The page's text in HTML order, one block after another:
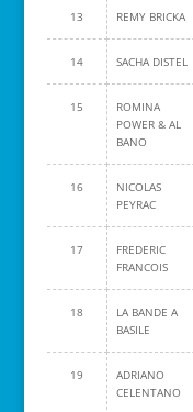
13 REMY BRICKA
14 SACHA DISTEL
15
ROMINA
POWER & AL
BANO
16
NICOLAS
PEYRAC
17
FREDERIC
FRANCOIS
18
LA BANDE A
BASILE
19
ADRIANO
CELENTANO